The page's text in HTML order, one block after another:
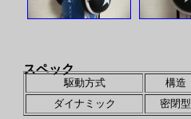
スペック
駆動方式 構造
ダイナミック
密閉型